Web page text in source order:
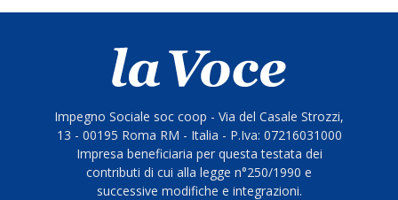
Impegno Sociale soc coop - Via del Casale Strozzi,
13 - 00195 Roma RM - Italia - P.Iva: 07216031000
Impresa beneficiaria per questa testata dei
contributi di cui alla legge n°250/1990 e
successive modifiche e integrazioni.